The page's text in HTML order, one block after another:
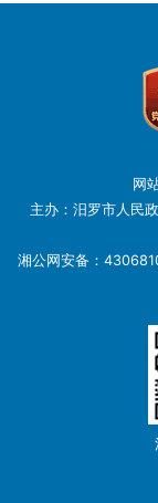
网
主办：汨罗市人民
湘公网安备：